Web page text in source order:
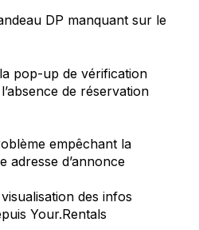
DP manquant sur le
pop-up de vérification
de réservation
empêchant la
adresse d’annonce
des infos
Your.Rentals